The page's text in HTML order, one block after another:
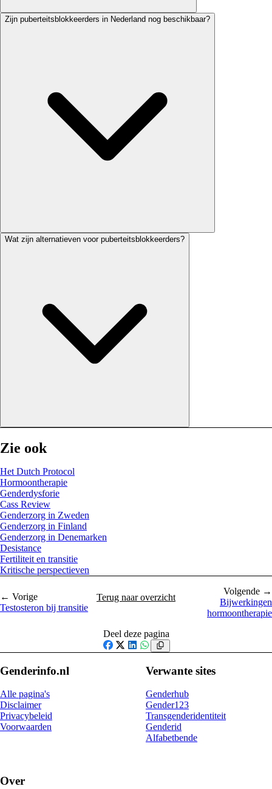
Zijn puberteitsblokkeerders in Nederland nog beschikbaar?
Wat zijn alternatieven voor puberteitsblokkeerders?
Zie ook
Het Dutch Protocol
Hormoontherapie
Genderdysforie
Cass Review
Genderzorg in Zweden
Genderzorg in Finland
Genderzorg in Denemarken
Desistance
Fertiliteit en transitie
Kritische perspectieven
← Vorige
Testosteron bij transitie
Terug naar overzicht
Volgende →
Bijwerkingen
hormoontherapie
Deel deze pagina
Facebook
X LinkedIn
WhatsApp
Genderinfo.nl
Alle pagina's
Disclaimer
Privacybeleid
Voorwaarden
Verwante sites
Genderhub
Gender123
Transgenderidentiteit
Genderid
Alfabetbende
Over